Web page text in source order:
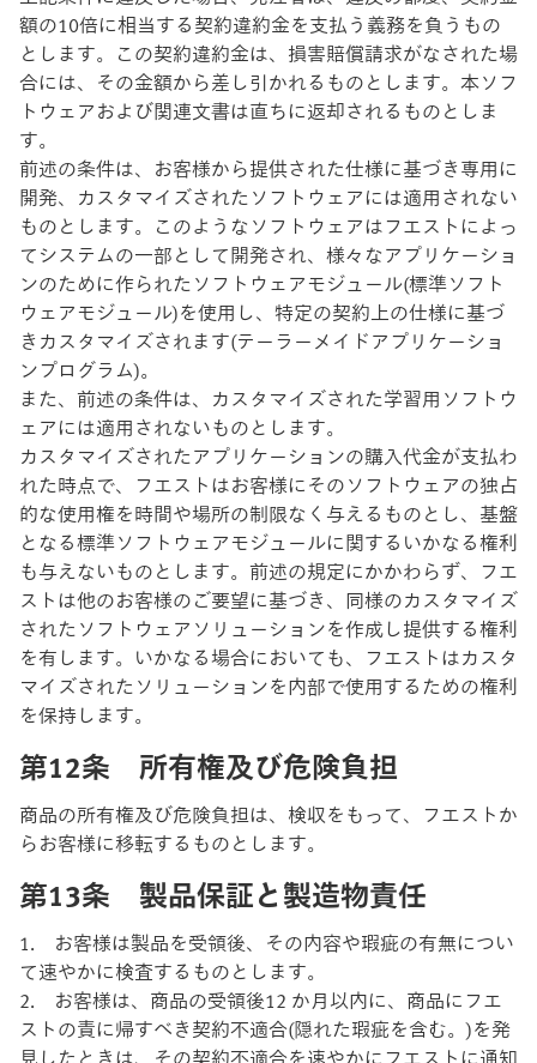
額の10倍に相当する契約違約金を支払う義務を負うもの
とします。この契約違約金は、損害賠償請求がなされた場
合には、その金額から差し引かれるものとします。本ソフ
トウェアおよび関連文書は直ちに返却されるものとしま
す。
前述の条件は、お客様から提供された仕様に基づき専用に
開発、カスタマイズされたソフトウェアには適用されない
ものとします。このようなソフトウェアはフエストによっ
てシステムの一部として開発され、様々なアプリケーショ
ンのために作られたソフトウェアモジュール(標準ソフト
ウェアモジュール)を使用し、特定の契約上の仕様に基づ
きカスタマイズされます(テーラーメイドアプリケーショ
ンプログラム)。
また、前述の条件は、カスタマイズされた学習用ソフトウ
ェアには適用されないものとします。
カスタマイズされたアプリケーションの購入代金が支払わ
れた時点で、フエストはお客様にそのソフトウェアの独占
的な使用権を時間や場所の制限なく与えるものとし、基盤
となる標準ソフトウェアモジュールに関するいかなる権利
も与えないものとします。前述の規定にかかわらず、フエ
ストは他のお客様のご要望に基づき、同様のカスタマイズ
されたソフトウェアソリューションを作成し提供する権利
を有します。いかなる場合においても、フエストはカスタ
マイズされたソリューションを内部で使用するための権利
を保持します。
第12条 所有権及び危険負担
商品の所有権及び危険負担は、検収をもって、フエストか
らお客様に移転するものとします。
第13条 製品保証と製造物責任
1. お客様は製品を受領後、その内容や瑕疵の有無につい
て速やかに検査するものとします。
2. お客様は、商品の受領後12 か月以内に、商品にフエ
ストの責に帰すべき契約不適合(隠れた瑕疵を含む。)を発